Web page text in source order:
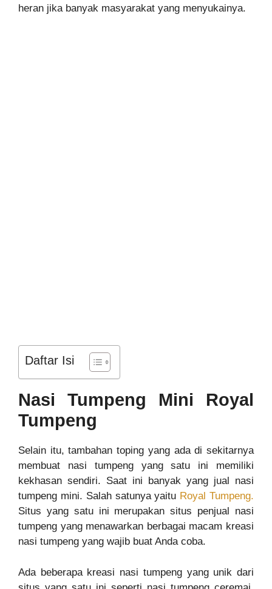
heran jika banyak masyarakat yang menyukainya.
Daftar Isi
Nasi Tumpeng Mini Royal
Tumpeng
Selain itu, tambahan toping yang ada di sekitarnya
membuat nasi tumpeng yang satu ini memiliki
kekhasan sendiri. Saat ini banyak yang jual nasi
tumpeng mini. Salah satunya yaitu Royal Tumpeng.
Situs yang satu ini merupakan situs penjual nasi
tumpeng yang menawarkan berbagai macam kreasi
nasi tumpeng yang wajib buat Anda coba.
Ada beberapa kreasi nasi tumpeng yang unik dari